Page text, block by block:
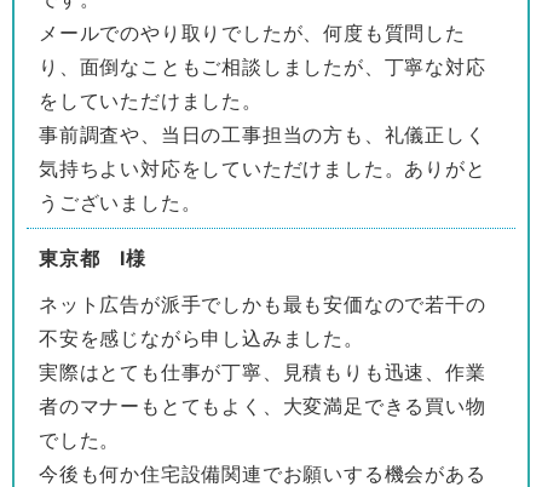
メールでのやり取りでしたが、何度も質問した
り、面倒なこともご相談しましたが、丁寧な対応
をしていただけました。
事前調査や、当日の工事担当の方も、礼儀正しく
気持ちよい対応をしていただけました。ありがと
うございました。
東京都 I様
ネット広告が派手でしかも最も安価なので若干の
不安を感じながら申し込みました。
実際はとても仕事が丁寧、見積もりも迅速、作業
者のマナーもとてもよく、大変満足できる買い物
でした。
今後も何か住宅設備関連でお願いする機会がある